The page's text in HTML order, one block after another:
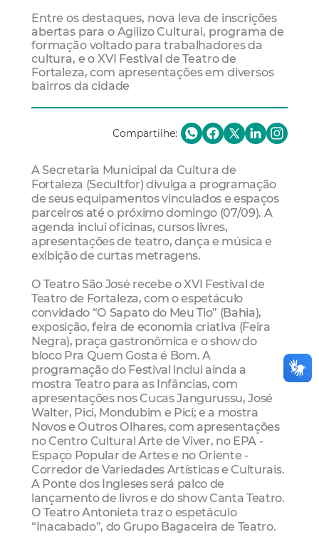
Entre os destaques, nova leva de inscrições
abertas para o Agilizo Cultural, programa de
formação voltado para trabalhadores da
cultura, e o XVI Festival de Teatro de
Fortaleza, com apresentações em diversos
bairros da cidade
Compartilhe:
A Secretaria Municipal da Cultura de
Fortaleza (Secultfor) divulga a programação
de seus equipamentos vinculados e espaços
parceiros até o próximo domingo (07/09). A
agenda inclui oficinas, cursos livres,
apresentações de teatro, dança e música e
exibição de curtas metragens.
O Teatro São José recebe o XVI Festival de
Teatro de Fortaleza, com o espetáculo
convidado “O Sapato do Meu Tio” (Bahia),
exposição, feira de economia criativa (Feira
Negra), praça gastronômica e o show do
bloco Pra Quem Gosta é Bom. A
programação do Festival inclui ainda a
mostra Teatro para as Infâncias, com
apresentações nos Cucas Jangurussu, José
Walter, Pici, Mondubim e Pici; e a mostra
Novos e Outros Olhares, com apresentações
no Centro Cultural Arte de Viver, no EPA -
Espaço Popular de Artes e no Oriente -
Corredor de Variedades Artísticas e Culturais.
A Ponte dos Ingleses será palco de
lançamento de livros e do show Canta Teatro.
O Teatro Antonieta traz o espetáculo
“Inacabado”, do Grupo Bagaceira de Teatro.